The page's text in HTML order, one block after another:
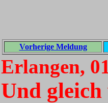
Vorherige Meldung
Erlangen,
Und